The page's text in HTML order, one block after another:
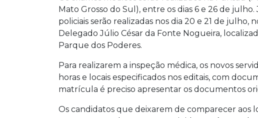
Mato Grosso do Sul), entre os dias 6 e 26 de
policiais serão realizadas nos dia 20 e 21 de julho,
Delegado Júlio César da Fonte Nogueira,
Parque dos Poderes.
Para realizarem a inspeção médica, os novos
horas e locais especificados nos editais, com
matrícula é preciso apresentar os documentos
Os candidatos que deixarem de comparecer aos